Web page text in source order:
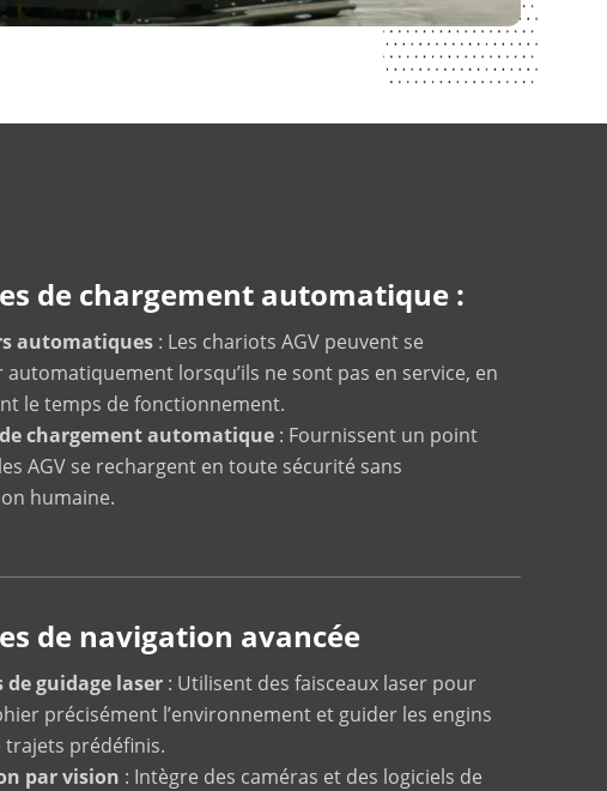
de chargement automatique :
automatiques: Les chariots AGV peuvent se
automatiquement lorsqu’ils ne sont pas en service, en
le temps de fonctionnement.
chargement automatique: Fournissent un point
AGV se rechargent en toute sécurité sans
humaine.
de navigation avancée
de guidage laser: Utilisent des faisceaux laser pour
précisément l’environnement et guider les engins
trajets prédéfinis.
par vision : Intègre des caméras et des logiciels de